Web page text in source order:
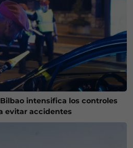
intensifica los controles
evitar accidentes